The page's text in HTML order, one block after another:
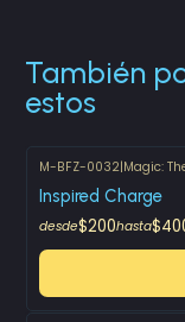
También
estos
M-BFZ-0032|Magic:
Inspired Charge
desde$200hasta